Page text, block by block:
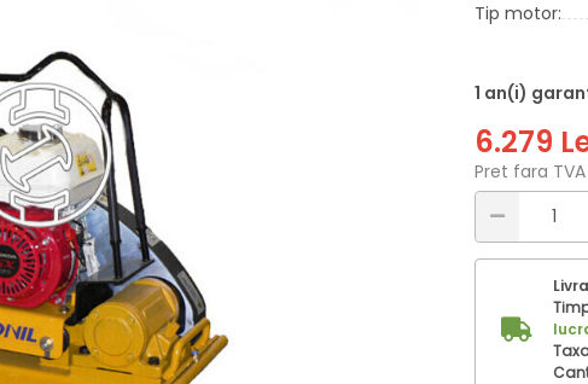
Tip motor:
1 an(i)
6.279
Pret fara TVA